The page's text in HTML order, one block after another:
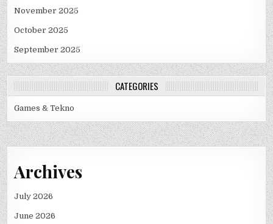
November 2025
October 2025
September 2025
CATEGORIES
Games & Tekno
Archives
July 2026
June 2026